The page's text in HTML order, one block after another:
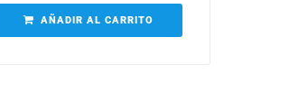
AÑADIR AL CARRITO